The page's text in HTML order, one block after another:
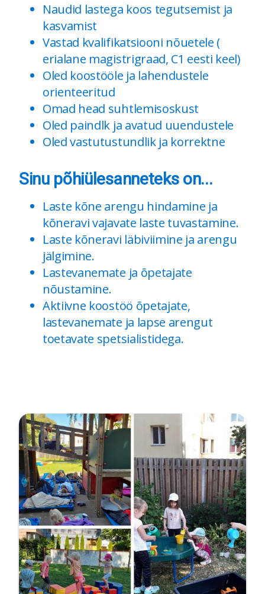
Naudid lastega koos tegutsemist ja
kasvamist
Vastad kvalifikatsiooni nõuetele (
erialane magistrigraad, C1 eesti keel)
Oled koostööle ja lahendustele
orienteeritud
Omad head suhtlemisoskust
Oled paindlk ja avatud uuendustele
Oled vastutustundlik ja korrektne
Sinu põhiülesanneteks on...
Laste kõne arengu hindamine ja
kõneravi vajavate laste tuvastamine.
Laste kõneravi läbiviimine ja arengu
jälgimine.
Lastevanemate ja õpetajate
nõustamine.
Aktiivne koostöö õpetajate,
lastevanemate ja lapse arengut
toetavate spetsialistidega.